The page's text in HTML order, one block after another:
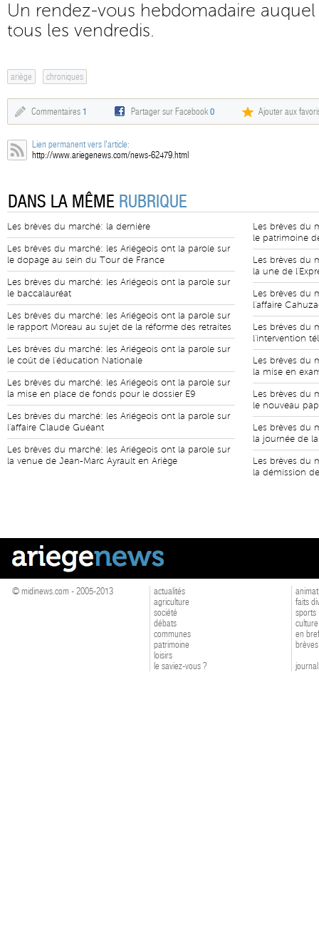
Un rendez-vous hebdomadaire
tous les vendredis.
ariège chroniques
Commentaires 1 Partager sur Facebook0 Ajouter aux
Lien permanent vers l'article:
http://www.ariegenews.com/news-62479.html
DANS LA MÊME RUBRIQUE
Les brèves du marché: la dernière
Les brèves du marché: les Ariégeois ont la parole sur
le dopage au sein du Tour de France
Les brèves du marché: les Ariégeois ont la parole sur
le baccalauréat
Les brèves du marché: les Ariégeois ont la parole sur
le rapport Moreau au sujet de la réforme des retraites
Les brèves du marché: les Ariégeois ont la parole sur
le coût de l'éducation Nationale
Les brèves du marché: les Ariégeois ont la parole sur
la mise en place de fonds pour le dossier E9
Les brèves du marché: les Ariégeois ont la parole sur
l'affaire Claude Guéant
Les brèves du marché: les Ariégeois ont la parole sur
la venue de Jean-Marc Ayrault en Ariège
Les brèves du
le patrimoine
Les brèves du
la une de
Les brèves du
l'affaire
Les brèves du
l'intervention
Les brèves du
la mise en
Les brèves du
le nouveau
Les brèves du
la journée de
Les brèves du
la démission
© midinews.com - 2005-2013
actualités
agriculture
société
débats
communes
patrimoine
loisirs
le saviez-vous ?
faits
sports
culture
en bref
brèves